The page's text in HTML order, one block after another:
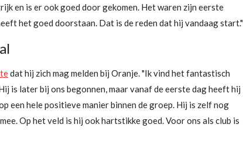
en is er ook goed door gekomen. Het waren zijn eerste
het goed doorstaan. Dat is de reden dat hij vandaag start."
dat hij zich mag melden bij Oranje. "Ik vind het fantastisch
is later bij ons begonnen, maar vanaf de eerste dag heeft hij
een hele positieve manier binnen de groep. Hij is zelf nog
Op het veld is hij ook hartstikke goed. Voor ons als club is